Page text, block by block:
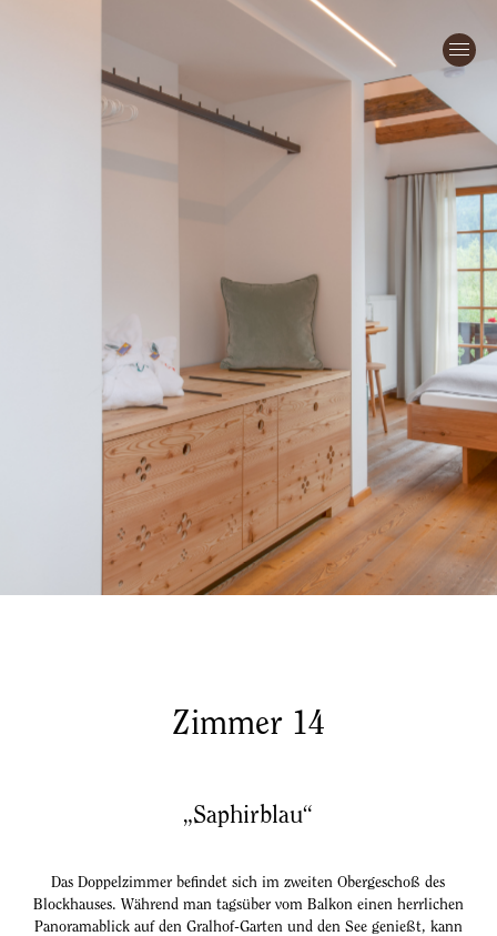
Zimmer 14
„Saphirblau“
Das Doppelzimmer befindet sich im zweiten Obergeschoß des
Blockhauses. Während man tagsüber vom Balkon einen herrlichen
Panoramablick auf den Gralhof-Garten und den See genießt, kann